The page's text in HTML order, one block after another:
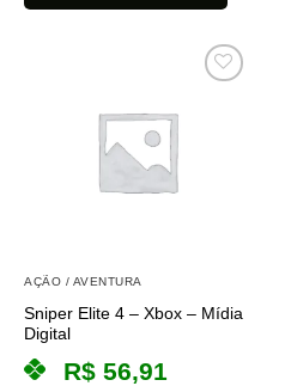
AÇÃO / AVENTURA
Sniper Elite 4 – Xbox – Mídia
Digital
R$ 56,91